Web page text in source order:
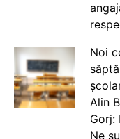
Noi
Alin
Gorj:
Ne